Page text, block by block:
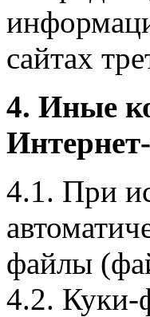
сайтах
4. Иные
4.1. При
файлы
4.2. Куки-